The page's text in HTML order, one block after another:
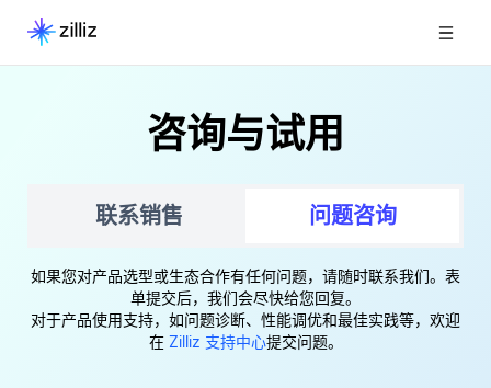
咨询与试用
联系销售 问题咨询
如果您对产品选型或生态合作有任何问题，请随时联系我们。表
单提交后，我们会尽快给您回复。
对于产品使用支持，如问题诊断、性能调优和最佳实践等，欢迎
在 Zilliz 支持中心提交问题。